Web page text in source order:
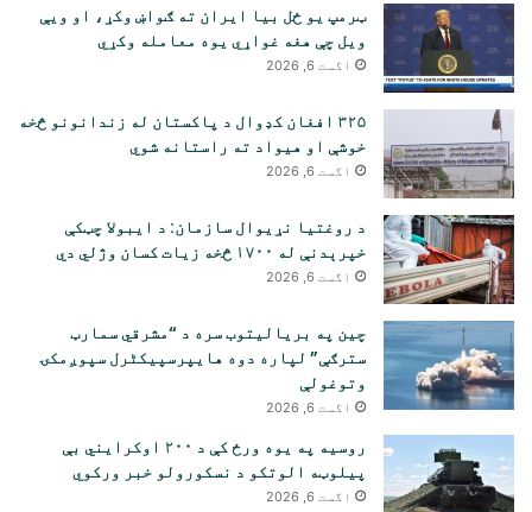
ټرمپ یو ځل بیا ایران ته ګواښ وکړ، او ویې
ویل چې هغه غواړي یوه معامله وکړي
اگست 6, 2026
۳۲۵ افغان کډوال د پاکستان له زندانونو څخه
خوشې او هیواد ته راستانه شوي
اگست 6, 2026
د روغتیا نړیوال سازمان: د ایبولا چټکې
خپرېدنې له ۱۷۰۰ څخه زیات کسان وژلي دي
اگست 6, 2026
چین په بریالیتوب سره د “مشرقي سمارټ
سترګې” لپاره دوه هایپرسپیکٹرل سپوږمکۍ
وتوغولې
اگست 6, 2026
روسیه په یوه ورځ کې د ۲۰۰ اوکرایني بې
پیلوټه الوتکو د نسکورولو خبر ورکوي
اگست 6, 2026